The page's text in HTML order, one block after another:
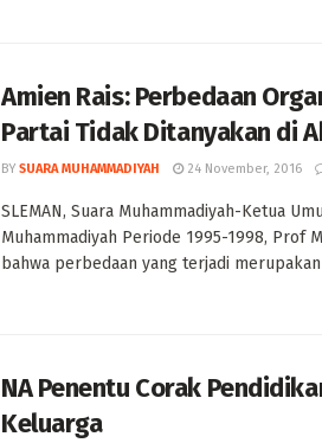
Amien Rais: Perbedaan
Partai Tidak Ditanyakan di
BY SUARA MUHAMMADIYAH 24 November, 2016
SLEMAN, Suara Muhammadiyah-Ketua
Muhammadiyah Periode 1995-1998, Prof
bahwa perbedaan yang terjadi
NA Penentu Corak
Keluarga